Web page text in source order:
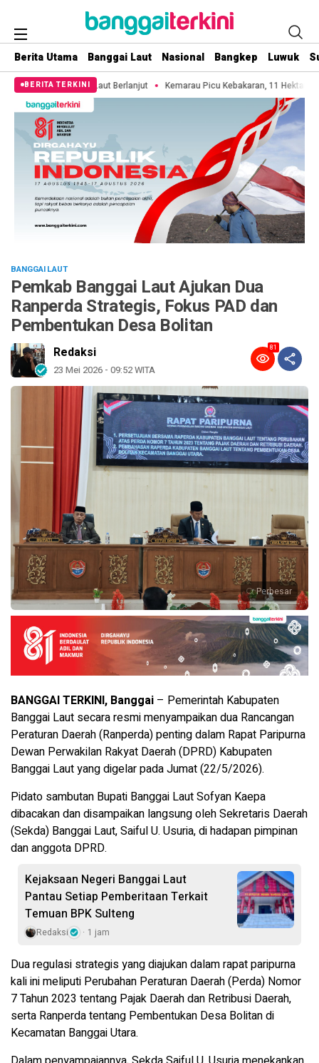
Berita Utama Banggai Laut Nasional Bangkep Luwuk
BERITA TERKINI
Kemarau Picu Kebakaran, 11 Hektare Lahan di Pulau 3B Bakalan
BANGGAI LAUT
Pemkab Banggai Laut Ajukan Dua
Ranperda Strategis, Fokus PAD dan
Pembentukan Desa Bolitan
Redaksi
23 Mei 2026 - 09:52 WITA
81
Perbesar
BANGGAI TERKINI, Banggai – Pemerintah Kabupaten
Banggai Laut secara resmi menyampaikan dua Rancangan
Peraturan Daerah (Ranperda) penting dalam Rapat Paripurna
Dewan Perwakilan Rakyat Daerah (DPRD) Kabupaten
Banggai Laut yang digelar pada Jumat (22/5/2026).
Pidato sambutan Bupati Banggai Laut Sofyan Kaepa
dibacakan dan disampaikan langsung oleh Sekretaris Daerah
(Sekda) Banggai Laut, Saiful U. Usuria, di hadapan pimpinan
dan anggota DPRD.
Kejaksaan Negeri Banggai Laut
Pantau Setiap Pemberitaan Terkait
Temuan BPK Sulteng
Redaksi 1 jam
Dua regulasi strategis yang diajukan dalam rapat paripurna
kali ini meliputi Perubahan Peraturan Daerah (Perda) Nomor
7 Tahun 2023 tentang Pajak Daerah dan Retribusi Daerah,
serta Ranperda tentang Pembentukan Desa Bolitan di
Kecamatan Banggai Utara.